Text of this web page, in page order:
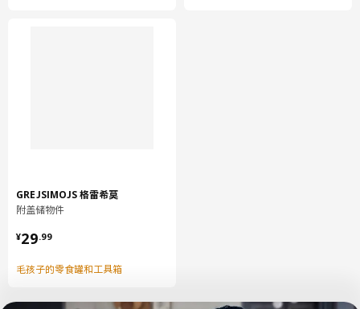
长度
净重
容量
GREJSIMOJS 格雷希莫
附盖储物件
¥29.99
¥ 29.99
毛孩子的零食罐和工具箱